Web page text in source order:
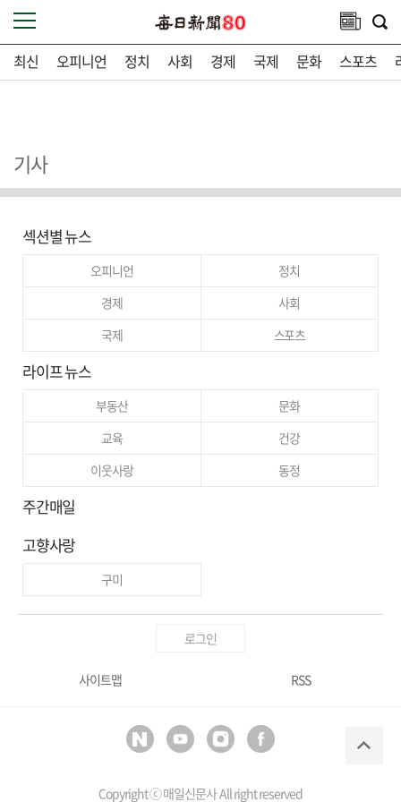
최신 오피니언 정치 사회 경제 국제 문화 스포츠
기사
섹션별 뉴스
오피니언
정치
경제
사회
국제
스포츠
라이프 뉴스
부동산
문화
교육
건강
이웃사랑
동정
주간매일
고향사랑
구미
로그인
사이트맵 RSS
Copyright ⓒ매일신문사All right reserved